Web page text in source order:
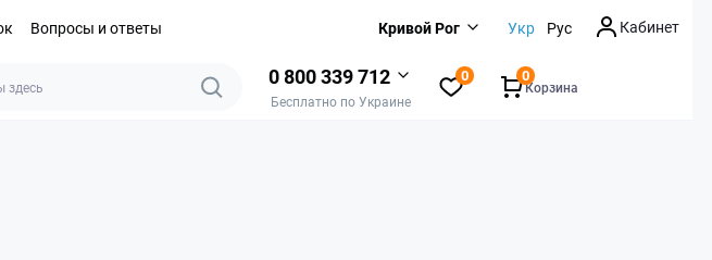
Вопросы и ответы Кривой Рог Укр Рус Кабинет
0 800 339 712
Бесплатно по Украине
0
Корзина
0